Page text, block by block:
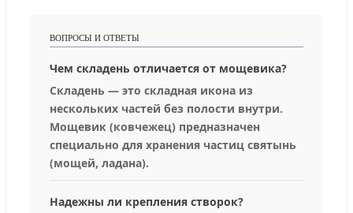
ВОПРОСЫ И ОТВЕТЫ
Чем складень отличается от мощевика?
Складень — это складная икона из
нескольких частей без полости внутри.
Мощевик (ковчежец) предназначен
специально для хранения частиц святынь
(мощей, ладана).
Надежны ли крепления створок?